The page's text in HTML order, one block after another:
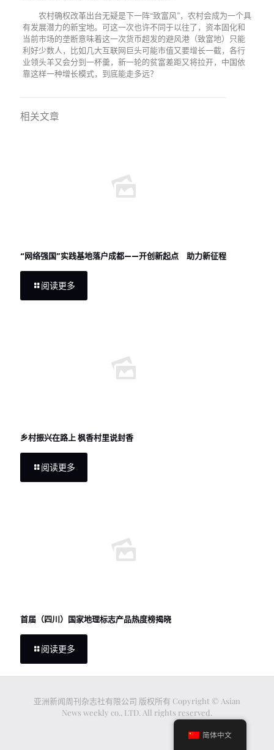
农村确权改革出台无疑是下一阵“致富风”，农村会成为一个具
有发展潜力的新宝地。可这一次也许不同于以往了，资本固化和
当前市场的垄断意味着这一次货币超发的避风港（致富地）只能
利好少数人，比如几大互联网巨头可能市值又要增长一截，各行
业领头羊又会分到一杯羹，新一轮的贫富差距又将拉开，中国依
靠这样一种增长模式，到底能走多远？
相关文章
“网络强国”实践基地落户成都——开创新起点 助力新征程
阅读更多
乡村振兴在路上 枫香村里说封香
阅读更多
首届（四川）国家地理标志产品热度榜揭晓
阅读更多
亚洲新闻周刊杂志社有限公司 版权所有 Copyright © Asian
News weekly co., LTD. All rights reserved.
简体中文